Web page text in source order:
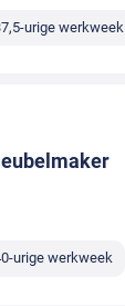
urige werkweek
urige werkweek